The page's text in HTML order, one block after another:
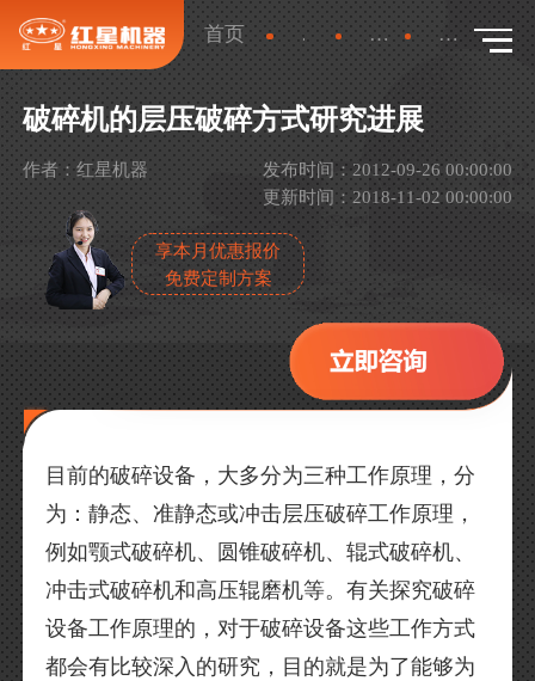
首页 新闻 行业新闻 详情
破碎机的层压破碎方式研究进展
作者：红星机器
发布时间：2012-09-26 00:00:00
更新时间：2018-11-02 00:00:00
享本月优惠报价
免费定制方案
目前的破碎设备，大多分为三种工作原理，分
为：静态、准静态或冲击层压破碎工作原理，
例如颚式破碎机、圆锥破碎机、辊式破碎机、
冲击式破碎机和高压辊磨机等。有关探究破碎
设备工作原理的，对于破碎设备这些工作方式
都会有比较深入的研究，目的就是为了能够为